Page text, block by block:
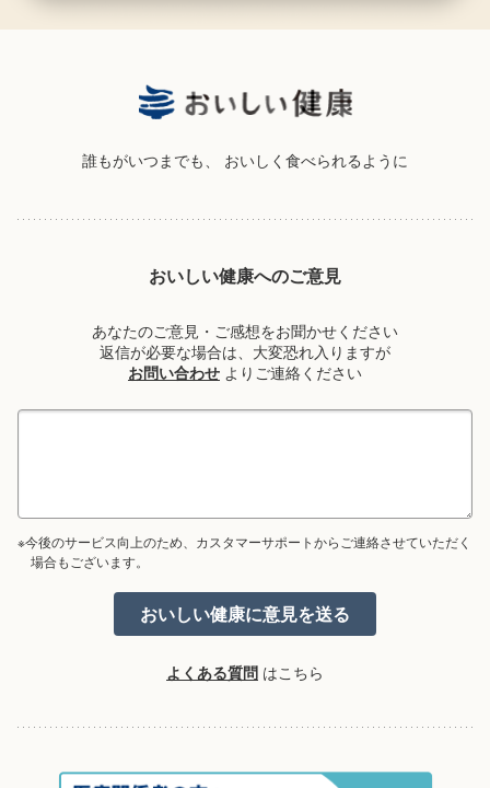
誰もがいつまでも、 おいしく食べられるように
おいしい健康へのご意見
あなたのご意見・ご感想をお聞かせください
返信が必要な場合は、大変恐れ入りますが
お問い合わせ よりご連絡ください
※今後のサービス向上のため、カスタマーサポートからご連絡させていただく
場合もございます。
よくある質問 はこちら